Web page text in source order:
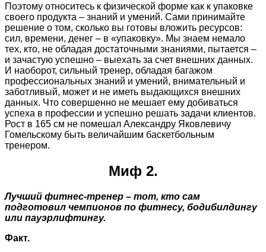
Поэтому относитесь к физической форме как к упаковке
своего продукта – знаний и умений. Сами принимайте
решение о том, сколько вы готовы вложить ресурсов:
сил, времени, денег – в «упаковку». Мы знаем немало
тех, кто, не обладая достаточными знаниями, пытается –
и зачастую успешно – выехать за счет внешних данных.
И наоборот, сильный тренер, обладая багажом
профессиональных знаний и умений, внимательный и
заботливый, может и не иметь выдающихся внешних
данных. Что совершенно не мешает ему добиваться
успеха в профессии и успешно решать задачи клиентов.
Рост в 165 см не помешал Александру Яковлевичу
Гомельскому быть величайшим баскетбольным
тренером.
Миф 2.
Лучший фитнес-тренер – тот, кто сам
подготовил чемпионов по фитнесу, бодибилдингу
или пауэрлифтингу.
Факт.